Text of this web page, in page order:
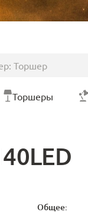
Торшеры
Общее: